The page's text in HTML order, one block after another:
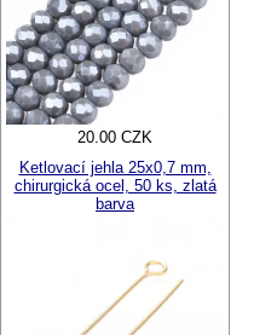
20.00 CZK
Ketlovací jehla 25x0,7 mm,
chirurgická ocel, 50 ks, zlatá
barva